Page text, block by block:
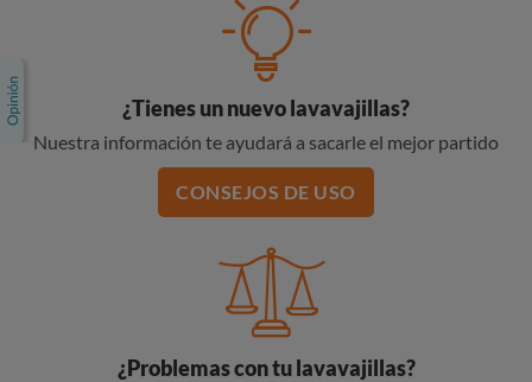
¿Tienes un nuevo lavavajillas?
Nuestra información te ayudará a sacarle el mejor partido
CONSEJOS DE USO
¿Problemas con tu lavavajillas?